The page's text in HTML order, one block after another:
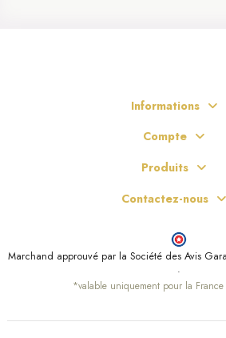
Informations
Compte
Produits
Contactez-nous
Marchand approuvé par la Société des Avis
.
*valable uniquement pour la